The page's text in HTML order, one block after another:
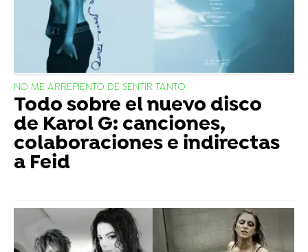
NO ME ARREPIENTO DE SENTIR TANTO
Todo sobre el nuevo disco
de Karol G: canciones,
colaboraciones e indirectas
a Feid